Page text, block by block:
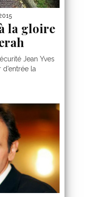
la gloire
Jean Yves
la